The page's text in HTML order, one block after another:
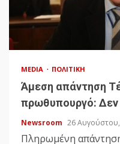
MEDIA ΠΟΛΙΤΙΚΉ
Άμεση απάντηση
πρωθυπουργό:
Newsroom 26 Αυγούστου,
Πληρωμένη